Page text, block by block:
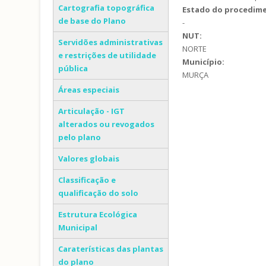
Cartografia topográfica
de base do Plano
Servidões administrativas
e restrições de utilidade
pública
Áreas especiais
Articulação - IGT
alterados ou revogados
pelo plano
Valores globais
Classificação e
qualificação do solo
Estrutura Ecológica
Municipal
Caraterísticas das plantas
do plano
Estado do
-
NUT:
NORTE
Município:
MURÇA